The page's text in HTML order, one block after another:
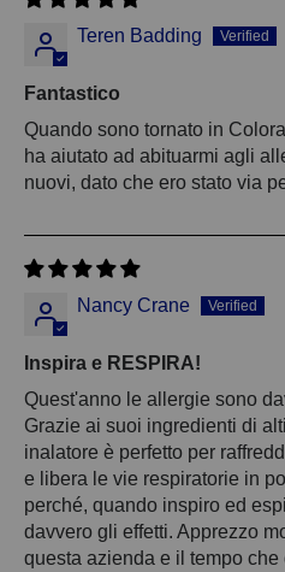
Teren Badding
Fantastico
Quando sono tornato in
ha aiutato ad abituarmi agli
nuovi, dato che ero stato via
Nancy Crane
Inspira e RESPIRA!
Quest'anno le allergie sono
Grazie ai suoi ingredienti di
inalatore è perfetto per
e libera le vie respiratorie in
perché, quando inspiro ed
davvero gli effetti. Apprezzo
questa azienda e il tempo